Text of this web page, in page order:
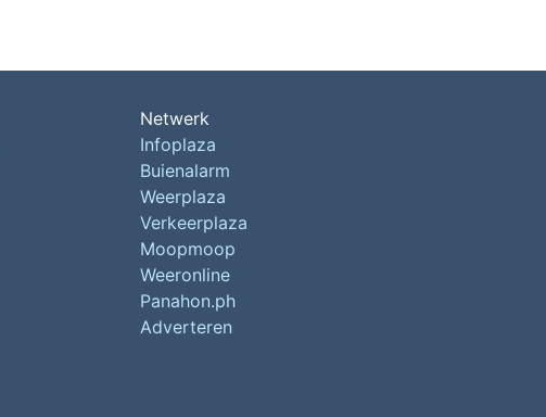
Netwerk
Infoplaza
Buienalarm
Weerplaza
Verkeerplaza
Moopmoop
Weeronline
Panahon.ph
Adverteren